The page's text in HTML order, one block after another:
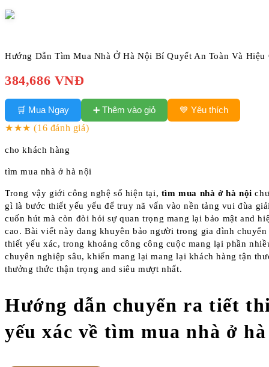
Hướng Dẫn Tìm Mua Nhà Ở Hà Nội Bí Quyết An Toàn Và Hiệu
384,686 VNĐ
🛒 Mua Ngay ➕ Thêm vào giỏ
💙 Yêu thích
★★★(16 đánh giá)
cho khách hàng
tìm mua nhà ở hà nội
Trong vậy giới công nghệ số hiện tại, tìm mua nhà ở hà nội
gì là bước thiết yếu yếu để truy nã vấn vào nền tảng vui đùa
cuốn hút mà còn đòi hỏi sự quan trọng mang lại bảo mật and
cao. Bài viết này đang khuyên bảo người trong gia đình
thiết yếu xác, trong khoảng công công cuộc mang lại phần
chuyên nghiệp sâu, khiến mang lại mang lại khách hàng tận
thưởng thức thận trọng and siêu mượt nhất.
Hướng dẫn chuyển ra tiết
yếu xác về tìm mua nhà ở